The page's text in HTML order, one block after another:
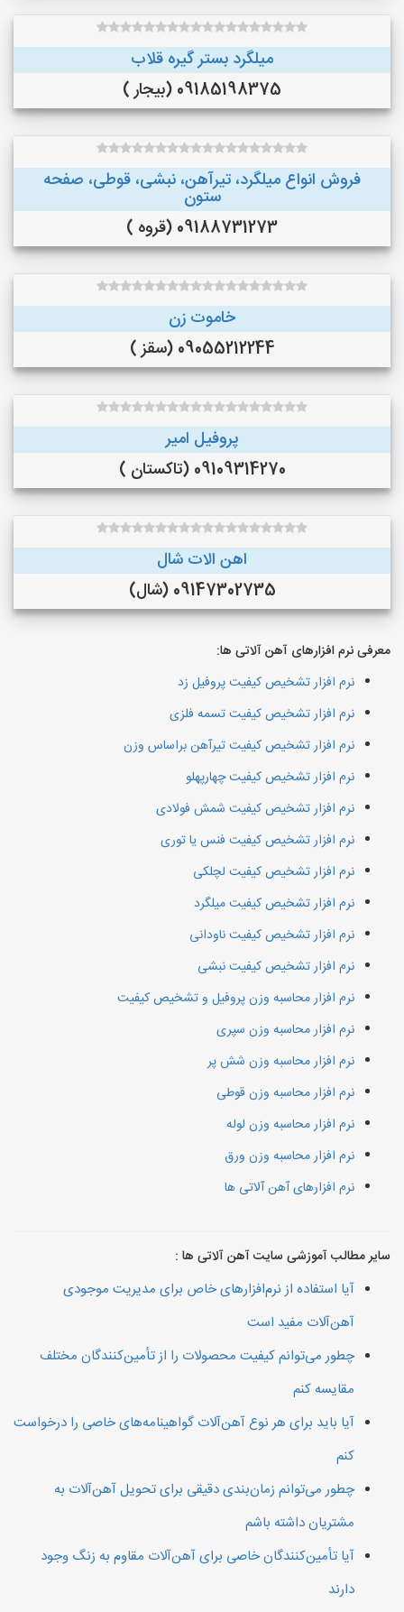
میلگرد بستر گیره قلاب
09185198375 (بیجار )
فروش انواع میلگرد، تیرآهن، نبشی، قوطی، صفحه
ستون
09188731273 (قروه )
خاموت زن
09055212244 (سقز )
پروفیل امیر
09109314270 (تاکستان )
اهن الات شال
09147302735 (شال)
معرفی نرم افزارهای آهن آلاتی ها:
نرم افزار تشخیص کیفیت پروفیل زد
نرم افزار تشخیص کیفیت تسمه فلزی
نرم افزار تشخیص کیفیت تیرآهن براساس وزن
نرم افزار تشخیص کیفیت چهارپهلو
نرم افزار تشخیص کیفیت شمش فولادی
نرم افزار تشخیص کیفیت فنس یا توری
نرم افزار تشخیص کیفیت لچلکی
نرم افزار تشخیص کیفیت میلگرد
نرم افزار تشخیص کیفیت ناودانی
نرم افزار تشخیص کیفیت نبشی
نرم افزار محاسبه وزن پروفیل و تشخیص کیفیت
نرم افزار محاسبه وزن سپری
نرم افزار محاسبه وزن شش پر
نرم افزار محاسبه وزن قوطی
نرم افزار محاسبه وزن لوله
نرم افزار محاسبه وزن ورق
نرم افزارهای آهن آلاتی ها
سایر مطالب آموزشی سایت آهن آلاتی ها :
آیا استفاده از نرم‌افزارهای خاص برای مدیریت موجودی
آهن‌آلات مفید است
چطور می‌توانم کیفیت محصولات را از تأمین‌کنندگان مختلف
مقایسه کنم
آیا باید برای هر نوع آهن‌آلات گواهینامه‌های خاصی را درخواست
کنم
چطور می‌توانم زمان‌بندی دقیقی برای تحویل آهن‌آلات به
مشتریان داشته باشم
آیا تأمین‌کنندگان خاصی برای آهن‌آلات مقاوم به زنگ وجود
دارند